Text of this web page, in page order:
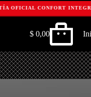
CONFORT INTEGRAL
Shopping
$ 0,00